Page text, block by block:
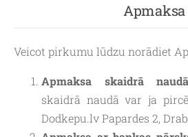
Apmaksa
Veicot pirkumu lūdzu norādiet
Apmaksa skaidrā
skaidrā naudā var ja
Dodkepu.lv Papardes 2,